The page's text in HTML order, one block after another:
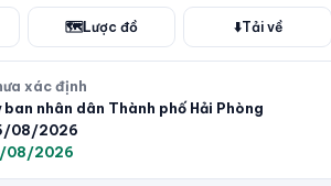
🗺️Lược đồ ⬇️Tải về
xác định
ban nhân dân Thành phố Hải Phòng
08/2026
08/2026